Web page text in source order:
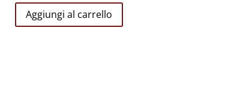
CASULA
ECRU
Aggiungi al carrello